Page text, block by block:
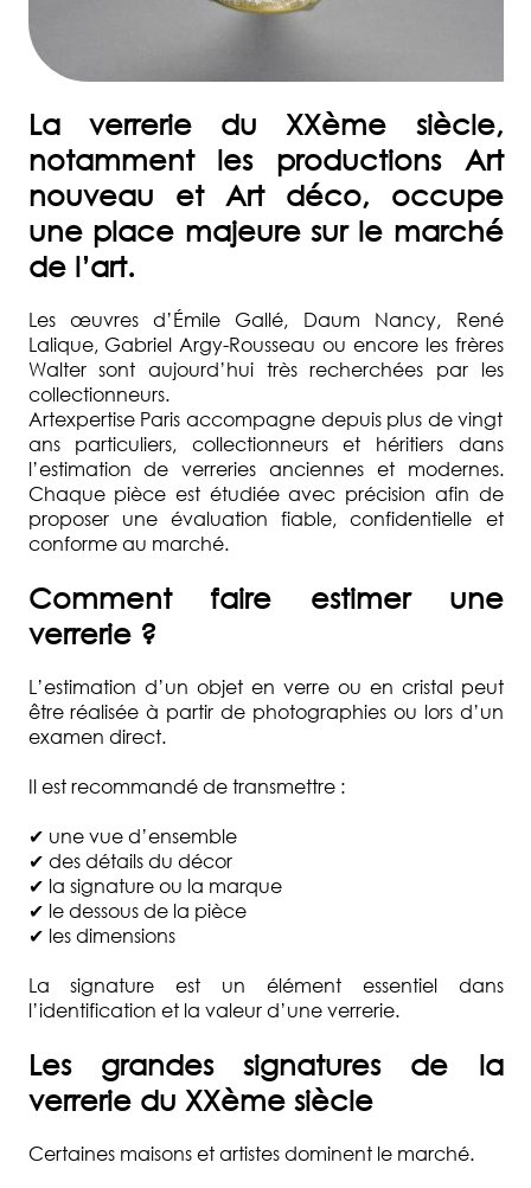
VENDRE
UNE
OEUVRE
INVENTAIRE
DE
DOMAINES
D'EXPERTISE
SOMMES-
NOUS
DEMANDE
D'ESTIMATION
COMMISSAIRE
PRISEUR
ACTUALITÉS
FAQ
La verrerie du XXème siècle,
notamment les productions Art
nouveau et Art déco, occupe
une place majeure sur le marché
de l’art.
Les œuvres d’Émile Gallé, Daum Nancy, René
Lalique, Gabriel Argy-Rousseau ou encore les frères
Walter sont aujourd’hui très recherchées par les
collectionneurs.
Artexpertise Paris accompagne depuis plus de vingt
ans particuliers, collectionneurs et héritiers dans
l’estimation de verreries anciennes et modernes.
Chaque pièce est étudiée avec précision afin de
proposer une évaluation fiable, confidentielle et
conforme au marché.
Comment faire estimer une
verrerie ?
L’estimation d’un objet en verre ou en cristal peut
être réalisée à partir de photographies ou lors d’un
examen direct.
Il est recommandé de transmettre :
✔ une vue d’ensemble
✔ des détails du décor
✔ la signature ou la marque
✔ le dessous de la pièce
✔ les dimensions
La signature est un élément essentiel dans
l’identification et la valeur d’une verrerie.
Les grandes signatures de la
verrerie du XXème siècle
Certaines maisons et artistes dominent le marché.